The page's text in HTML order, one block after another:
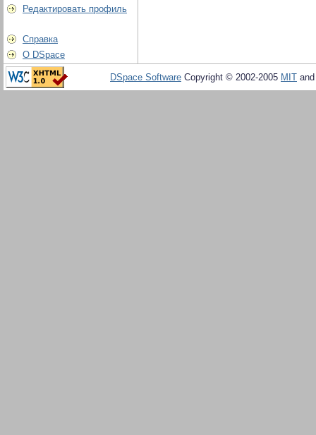
Редактировать профиль
Справка
О DSpace
DSpace Software Copyright © 2002-2005 MIT